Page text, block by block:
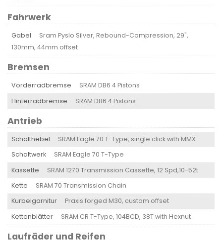
Fahrwerk
Gabel
Sram Pyslo Silver, Rebound-Compression, 29",
130mm, 44mm offset
Bremsen
Vorderradbremse
SRAM DB6 4 Pistons
Hinterradbremse
SRAM DB6 4 Pistons
Antrieb
Schalthebel
SRAM Eagle 70 T-Type, single click with MMX
Schaltwerk
SRAM Eagle 70 T-Type
Kassette
SRAM 1270 Transmission Cassette, 12 Spd,10-52t
Kette
SRAM 70 Transmission Chain
Kurbelgarnitur
Praxis forged M30, custom offset
Kettenblätter
SRAM CR T-Type, 104BCD, 38T with Hexnut
Laufräder und Reifen